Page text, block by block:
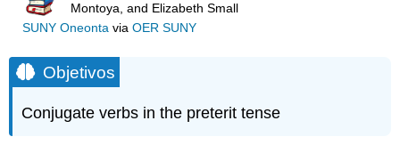
Montoya, and Elizabeth Small
SUNY Oneontavia OER SUNY
Objetivos
Conjugate verbs in the preterit tense